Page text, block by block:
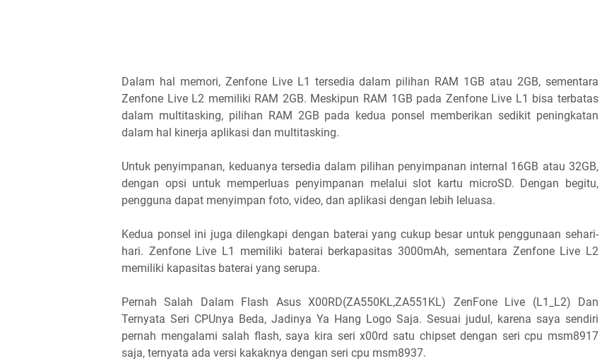
Dalam hal memori, Zenfone Live L1 tersedia dalam pilihan RAM 1GB atau 2GB, sementara
Zenfone Live L2 memiliki RAM 2GB. Meskipun RAM 1GB pada Zenfone Live L1 bisa terbatas
dalam multitasking, pilihan RAM 2GB pada kedua ponsel memberikan sedikit peningkatan
dalam hal kinerja aplikasi dan multitasking.
Untuk penyimpanan, keduanya tersedia dalam pilihan penyimpanan internal 16GB atau 32GB,
dengan opsi untuk memperluas penyimpanan melalui slot kartu microSD. Dengan begitu,
pengguna dapat menyimpan foto, video, dan aplikasi dengan lebih leluasa.
Kedua ponsel ini juga dilengkapi dengan baterai yang cukup besar untuk penggunaan sehari-
hari. Zenfone Live L1 memiliki baterai berkapasitas 3000mAh, sementara Zenfone Live L2
memiliki kapasitas baterai yang serupa.
Pernah Salah Dalam Flash Asus X00RD(ZA550KL,ZA551KL) ZenFone Live (L1_L2) Dan
Ternyata Seri CPUnya Beda, Jadinya Ya Hang Logo Saja. Sesuai judul, karena saya sendiri
pernah mengalami salah flash, saya kira seri x00rd satu chipset dengan seri cpu msm8917
saja, ternyata ada versi kakaknya dengan seri cpu msm8937.